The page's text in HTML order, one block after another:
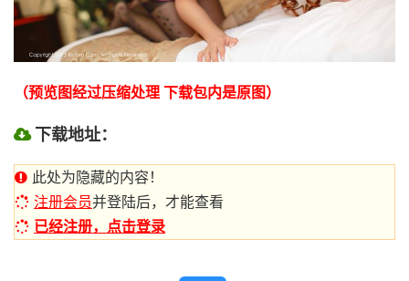
（预览图经过压缩处理 下载包内是原图）
下载地址：
此处为隐藏的内容！
注册会员并登陆后，才能查看
已经注册，点击登录